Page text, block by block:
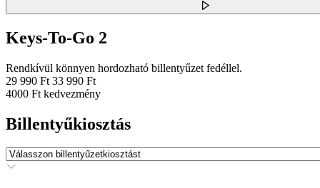
Keys-To-Go 2
Rendkívül könnyen hordozható billentyűzet fedéllel.
29 990 Ft 33 990 Ft
4000 Ft kedvezmény
Billentyűkiosztás